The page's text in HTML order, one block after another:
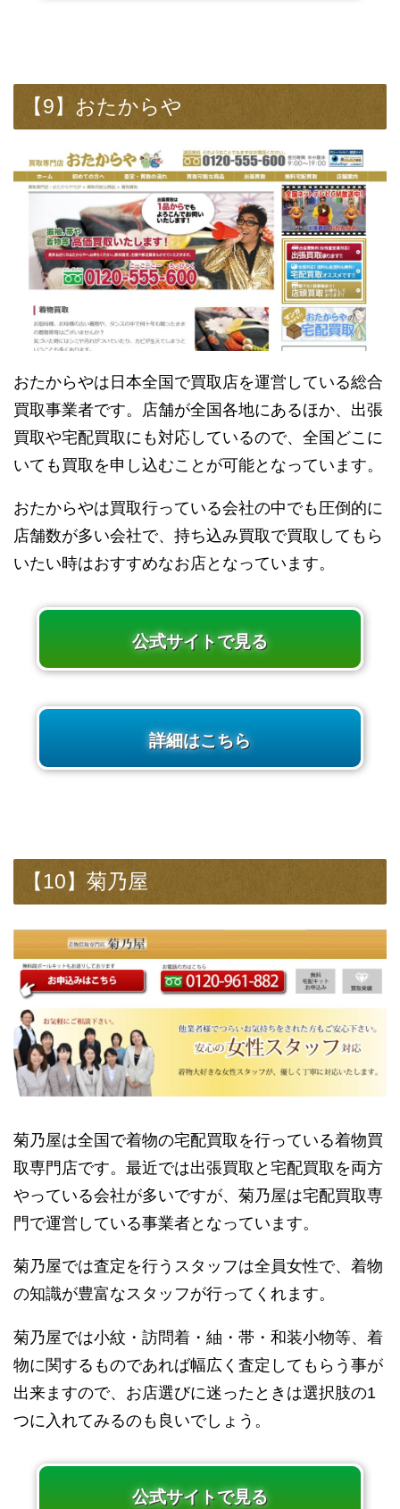
【9】おたからや
おたからやは日本全国で買取店を運営している総合
買取事業者です。店舗が全国各地にあるほか、出張
買取や宅配買取にも対応しているので、全国どこに
いても買取を申し込むことが可能となっています。
おたからやは買取行っている会社の中でも圧倒的に
店舗数が多い会社で、持ち込み買取で買取してもら
いたい時はおすすめなお店となっています。
公式サイトで見る
詳細はこちら
【10】菊乃屋
菊乃屋は全国で着物の宅配買取を行っている着物買
取専門店です。最近では出張買取と宅配買取を両方
やっている会社が多いですが、菊乃屋は宅配買取専
門で運営している事業者となっています。
菊乃屋では査定を行うスタッフは全員女性で、着物
の知識が豊富なスタッフが行ってくれます。
菊乃屋では小紋・訪問着・紬・帯・和装小物等、着
物に関するものであれば幅広く査定してもらう事が
出来ますので、お店選びに迷ったときは選択肢の1
つに入れてみるのも良いでしょう。
公式サイトで見る